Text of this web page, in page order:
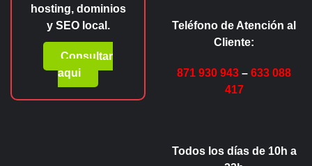
hosting, dominios
y SEO local.
Consultar
aqui
Teléfono de Atención al
Cliente:
871 930 943 – 633 088
417
Todos los días de 10h a